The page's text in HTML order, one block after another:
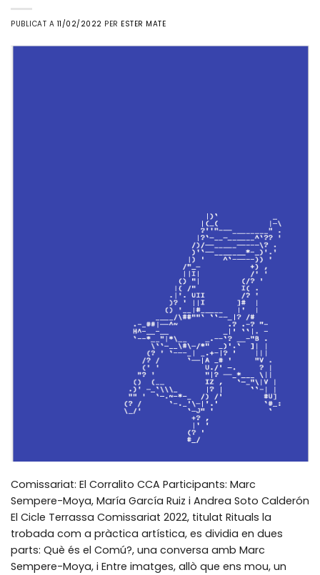
PUBLICAT A 11/02/2022 PER ESTER MATE
Comissariat: El Corralito CCA Participants: Marc
Sempere-Moya, María García Ruiz i Andrea Soto Calderón
El Cicle Terrassa Comissariat 2022, titulat Rituals la
trobada com a pràctica artística, es dividia en dues
parts: Què és el Comú?, una conversa amb Marc
Sempere-Moya, i Entre imatges, allò que ens mou, un